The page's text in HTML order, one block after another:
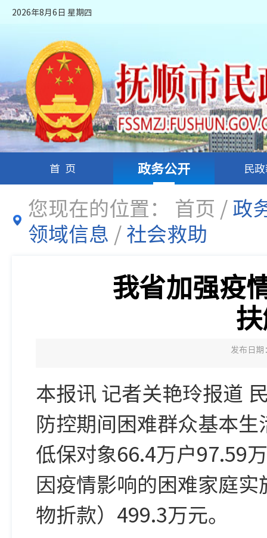
2026年8月6日 星期四
首页 政务公开 民
您现在的位置： 首页 /政
领域信息 /社会救助
我省加强疫
发布日
本报讯 记者关艳玲报道
防控期间困难群众基本
低保对象66.4万户97.59
因疫情影响的困难家庭
物折款）499.3万元。